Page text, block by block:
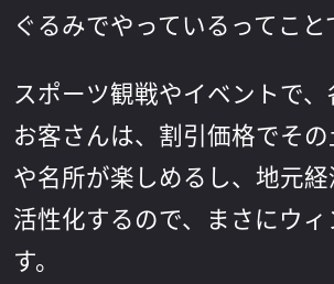
ぐるみでやっているってこと
スポーツ観戦やイベントで
お客さんは、割引価格でそ
や名所が楽しめるし、地元
活性化するので、まさにウ
す。